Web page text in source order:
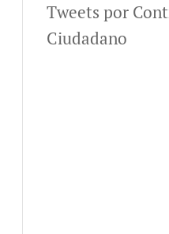
Tweets por
Ciudadano